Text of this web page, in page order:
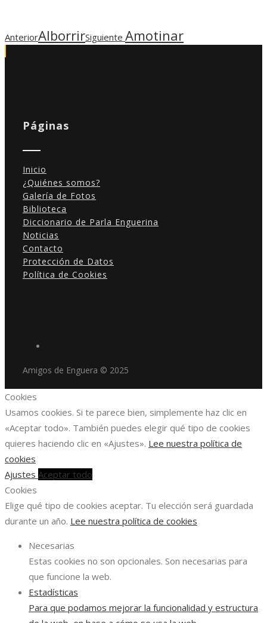
AnteriorAlborrirSiguiente Amotinar
Páginas
Inicio
¿Quiénes somos?
Galería de Fotos
Biblioteca
Diccionario de Parla Enguerina
Noticias
Contacto
Protección de Datos
Política de Cookies
Amigos de Enguera © 2025
Cookies
Usamos cookies. Si te parece bien, simplemente haz clic en
«Aceptar todo». También puedes elegir qué tipo de cookies
quieres haciendo clic en «Ajustes». Lee nuestra política de
cookies
Ajustes Aceptar todo
Cookies
Elige qué tipo de cookies aceptar. Tu elección será guardada
durante un año. Lee nuestra política de cookies
Necesarias
Estas cookies no son opcionales. Son necesarias para
que funcione la web.
Estadísticas
Para que podamos mejorar la funcionalidad y estructura